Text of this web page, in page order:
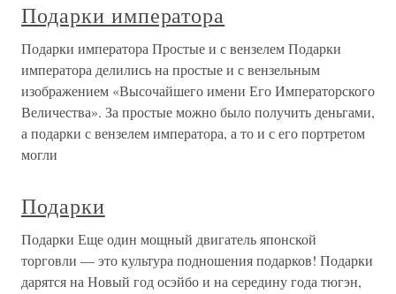
Подарки императора
Подарки императора Простые и с вензелем Подарки
императора делились на простые и с вензельным
изображением «Высочайшего имени Его Императорского
Величества». За простые можно было получить деньгами,
а подарки с вензелем императора, а то и с его портретом
могли
Подарки
Подарки Еще один мощный двигатель японской
торговли — это культура подношения подарков! Подарки
дарятся на Новый год осэйбо и на середину года тюгэн,